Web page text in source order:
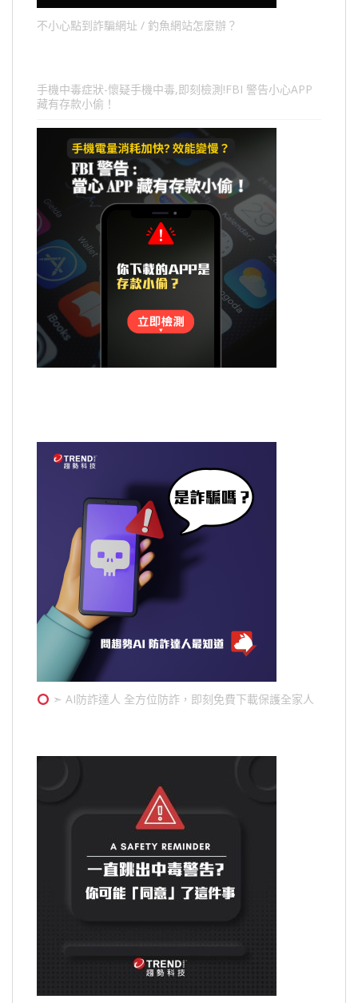
不小心點到詐騙網址 / 釣魚網站怎麼辦？
手機中毒症狀-懷疑手機中毒,即刻檢測!FBI 警告小心APP
藏有存款小偷！
➣ AI防詐達人 全方位防詐，即刻免費下載保護全家人